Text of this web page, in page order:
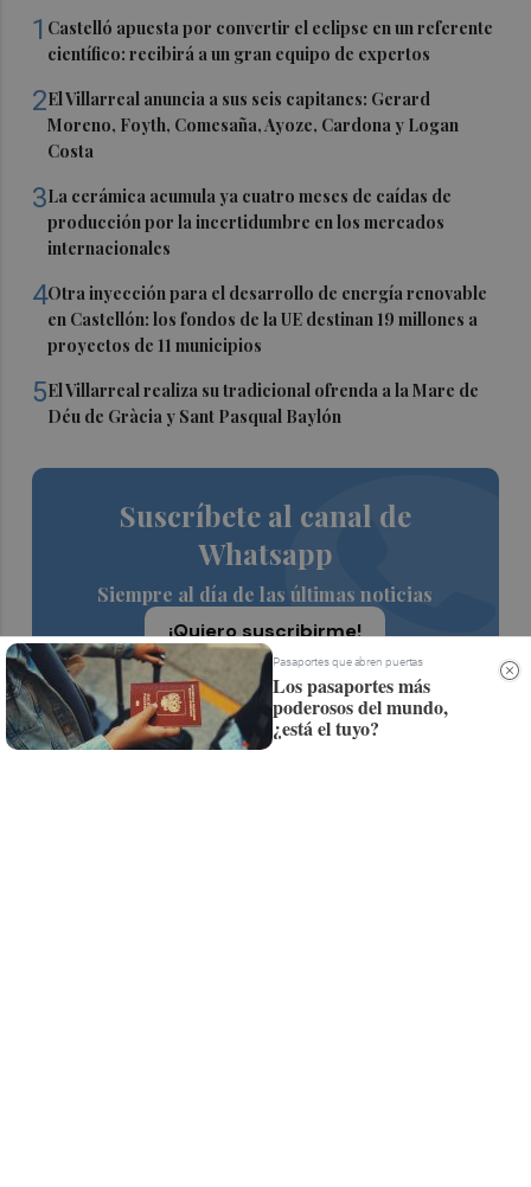
1 Castelló apuesta por convertir el eclipse en un referente
científico: recibirá a un gran equipo de expertos
2El Villarreal anuncia a sus seis capitanes: Gerard
Moreno, Foyth, Comesaña, Ayoze, Cardona y Logan
Costa
3La cerámica acumula ya cuatro meses de caídas de
producción por la incertidumbre en los mercados
internacionales
4Otra inyección para el desarrollo de energía renovable
en Castellón: los fondos de la UE destinan 19 millones a
proyectos de 11 municipios
5El Villarreal realiza su tradicional ofrenda a la Mare de
Déu de Gràcia y Sant Pasqual Baylón
Suscríbete al canal de
Whatsapp
Siempre al día de las últimas noticias
¡Quiero suscribirme!
Pasaportes que abren puertas
Los pasaportes más
poderosos del mundo,
¿está el tuyo?